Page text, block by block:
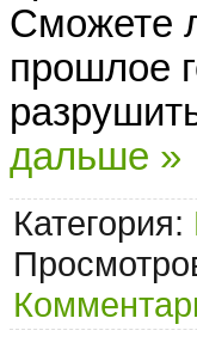
Сможете
прошлое
дальше »
Категория: